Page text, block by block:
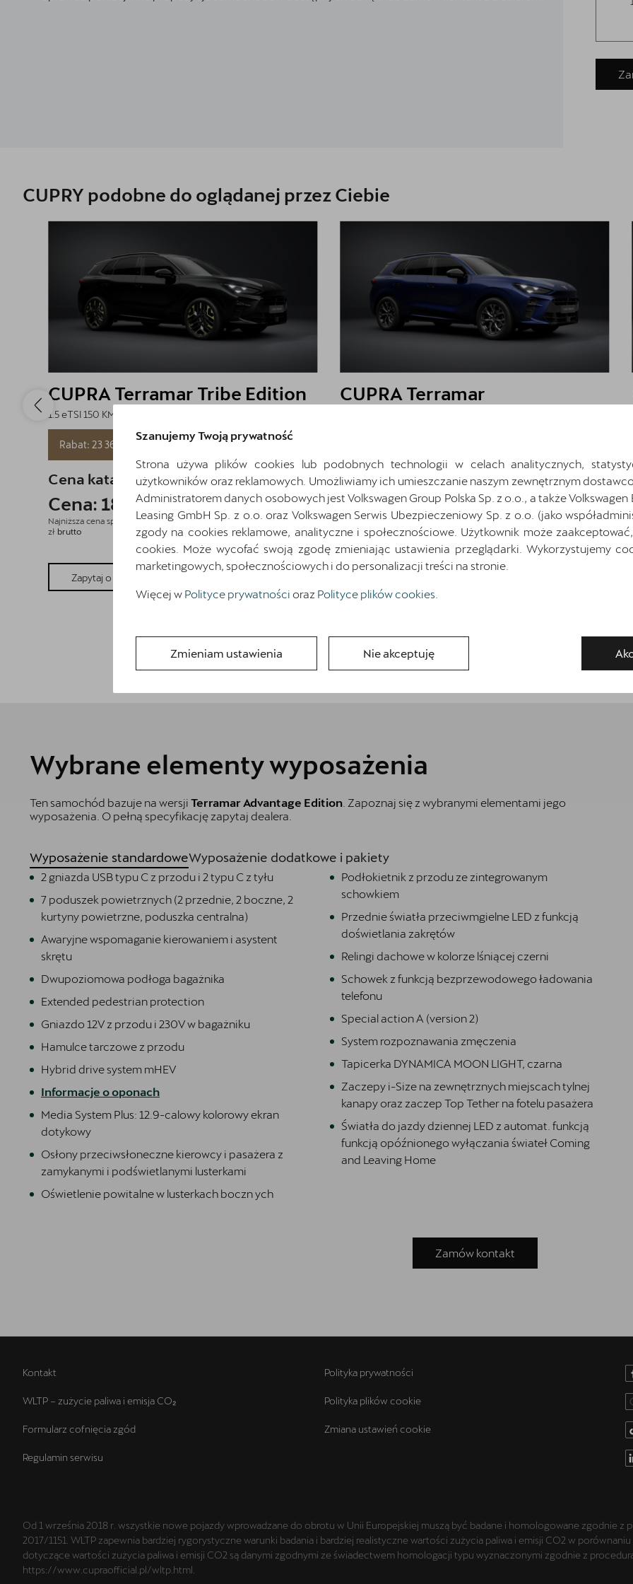
Leasing jak Abonament
Samochody używane z gwarancją
OTOMOTO
Samochody dostępne od ręki
Finansowanie
5 lat gwarancji
Oryginalne części zamienne
Serwis
Akcesoria CUPRA
Kontakt
CUPRY podobne do oglądanej przez Ciebie
CUPRA Terramar Tribe Edition
1.5 eTSI 150 KM
Rabat: 23 363 zł
CUPRA Summer Drive 2026 |
Cena katalogowa:207 260 złbrutto
Cena: 183 897 złbrutto
Najniższa cena sprzed 30 dni przed wprowadzeniem obniżki: 207 260
zł brutto
Zapytaj o szczegóły
CUPRA Terramar
Cena katalogowa: 204 175 złbrutto
Cena: 181 966 złbrutto
Najniższa cena sprzed 30 dni przed wprowadzeniem obniżki: 180 966
zł brutto
Wybrane elementy wyposażenia
Ten samochód bazuje na wersji Terramar Advantage Edition . Zapoznaj się z wybranymi elementami jego
wyposażenia. O pełną specyfikację zapytaj dealera.
Wyposażenie standardoweWyposażenie dodatkowe i pakiety
2 gniazda USB typu C z przodu i 2 typu C z tyłu
7 poduszek powietrznych (2 przednie, 2 boczne, 2
kurtyny powietrzne, poduszka centralna)
Awaryjne wspomaganie kierowaniem i asystent
skrętu
Dwupoziomowa podłoga bagażnika
Extended pedestrian protection
Gniazdo 12V z przodu i 230V w bagażniku
Hamulce tarczowe z przodu
Hybrid drive system mHEV
Informacje o oponach
Media System Plus: 12.9-calowy kolorowy ekran
dotykowy
Osłony przeciwsłoneczne kierowcy i pasażera z
zamykanymi i podświetlanymi lusterkami
Oświetlenie powitalne w lusterkach boczn ych
Podłokietnik z przodu ze zintegrowanym
schowkiem
Przednie światła przeciwmgielne LED z funkcją
doświetlania zakrętów
Relingi dachowe w kolorze lśniącej czerni
Schowek z funkcją bezprzewodowego ładowania
telefonu
Special action A (version 2)
System rozpoznawania zmęczenia
Tapicerka DYNAMICA MOON LIGHT, czarna
Zaczepy i-Size na zewnętrznych miejscach tylnej
kanapy oraz zaczep Top Tether na fotelu pasażera
Światła do jazdy dziennej LED z automat. funkcją
funkcją opóźnionego wyłączania świateł Coming
and Leaving Home
Zamów kontakt
Kontakt
WLTP – zużycie paliwa i emisja CO₂
Formularz cofnięcia zgód
Regulamin serwisu
Polityka prywatności
Polityka plików cookie
Zmiana ustawień cookie
Od 1 września 2018 r. wszystkie nowe pojazdy wprowadzane do obrotu w Unii Europejskiej muszą być badane i homologowane zgodnie z
2017/1151. WLTP zapewnia bardziej rygorystyczne warunki badania i bardziej realistyczne wartości zużycia paliwa i emisji CO2 w
dotyczące wartości zużycia paliwa i emisji CO2 są danymi zgodnymi ze świadectwem homologacji typu wyznaczonymi zgodnie z
https://www.cupraofficial.pl/wltp.html.
Szanujemy Twoją prywatność
Strona używa plików cookies lub podobnych technologii w celach analitycznych,
użytkowników oraz reklamowych. Umożliwiamy ich umieszczanie naszym zewnętrznym
Administratorem danych osobowych jest Volkswagen Group Polska Sp. z o.o., a także Volkswagen
Leasing GmbH Sp. z o.o. oraz Volkswagen Serwis Ubezpieczeniowy Sp. z o.o. (jako
zgody na cookies reklamowe, analityczne i społecznościowe. Użytkownik może
cookies. Może wycofać swoją zgodę zmieniając ustawienia przeglądarki. Wykorzystujemy
marketingowych, społecznościowych i do personalizacji treści na stronie.
Więcej w Polityce prywatności oraz Polityce plików cookies
Zmieniam ustawienia Nie akceptuję